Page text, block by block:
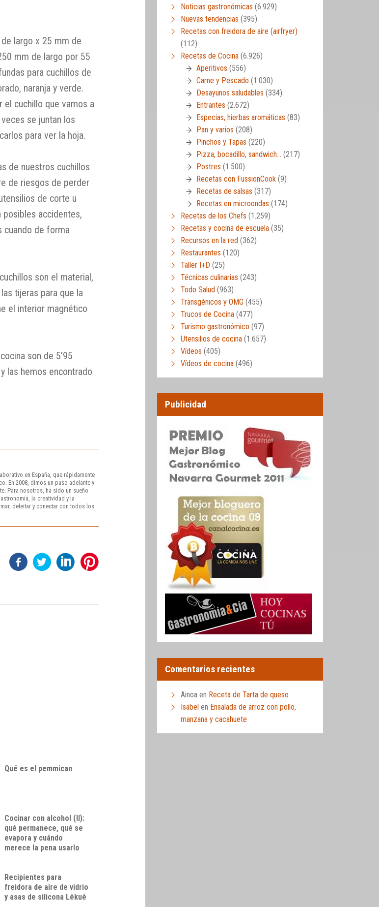
largo x 25 mm de
mm de largo por 55
para cuchillos de
naranja y verde.
cuchillo que vamos a
se juntan los
para ver la hoja.
de nuestros cuchillos
de riesgos de perder
de corte u
accidentes,
cuando de forma
son el material,
tijeras para que la
el interior magnético
son de 5’95
las hemos encontrado
en España, que rápidamente
En 2008, dimos un paso adelante y
Para nosotros, ha sido un sueño
la creatividad y la
deleitar y conectar con todos los
Qué es el pemmican
Cocinar con alcohol (II):
qué permanece, qué se
evapora y cuándo
merece la pena usarlo
Recipientes para
freidora de aire de vidrio
y asas de silicona Lékué
Noticias gastronómicas (6.929)
Nuevas tendencias (395)
Recetas con freidora de aire (airfryer)
(112)
Recetas de Cocina (6.926)
Aperitivos (556)
Carne y Pescado (1.030)
Desayunos saludables (334)
Entrantes (2.672)
Especias, hierbas aromáticas (83)
Pan y varios (208)
Pinchos y Tapas (220)
Pizza, bocadillo, sandwich… (217)
Postres (1.500)
Recetas con FussionCook (9)
Recetas de salsas (317)
Recetas en microondas (174)
Recetas de los Chefs (1.259)
Recetas y cocina de escuela (35)
Recursos en la red (362)
Restaurantes (120)
Taller I+D (25)
Técnicas culinarias (243)
Todo Salud (963)
Transgénicos y OMG (455)
Trucos de Cocina (477)
Turismo gastronómico (97)
Utensilios de cocina (1.657)
Vídeos (405)
Vídeos de cocina (496)
Publicidad
Comentarios recientes
Ainoa en Receta de Tarta de queso
Isabel en Ensalada de arroz con pollo,
manzana y cacahuete